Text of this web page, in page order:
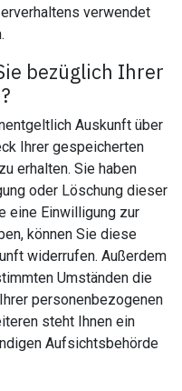
verwendet
bezüglich Ihrer
Auskunft über
Ihrer gespeicherten
erhalten. Sie haben
oder Löschung dieser
eine Einwilligung zur
können Sie diese
widerrufen. Außerdem
Umständen die
personenbezogenen
steht Ihnen ein
Aufsichtsbehörde